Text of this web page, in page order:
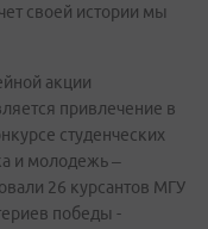
своей истории мы
акции
привлечение в
студенческих
и молодежь –
26 курсантов МГУ
победы -